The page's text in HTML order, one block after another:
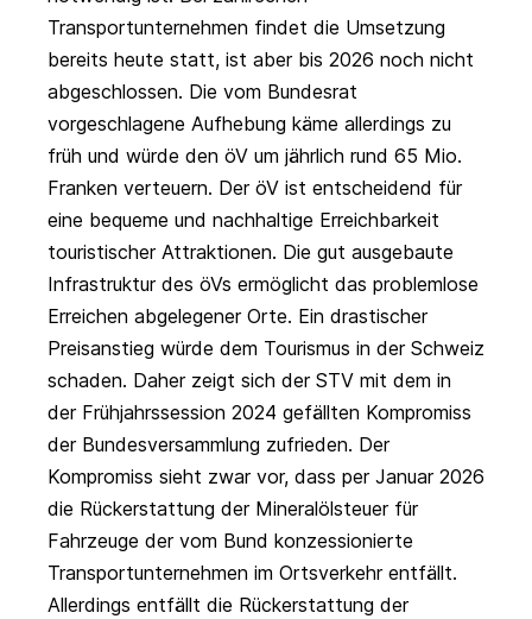
Transportunternehmen findet die Umsetzung
bereits heute statt, ist aber bis 2026 noch nicht
abgeschlossen. Die vom Bundesrat
vorgeschlagene Aufhebung käme allerdings zu
früh und würde den öV um jährlich rund 65 Mio.
Franken verteuern. Der öV ist entscheidend für
eine bequeme und nachhaltige Erreichbarkeit
touristischer Attraktionen. Die gut ausgebaute
Infrastruktur des öVs ermöglicht das problemlose
Erreichen abgelegener Orte. Ein drastischer
Preisanstieg würde dem Tourismus in der Schweiz
schaden. Daher zeigt sich der STV mit dem in
der Frühjahrssession 2024 gefällten Kompromiss
der Bundesversammlung zufrieden. Der
Kompromiss sieht zwar vor, dass per Januar 2026
die Rückerstattung der Mineralölsteuer für
Fahrzeuge der vom Bund konzessionierte
Transportunternehmen im Ortsverkehr entfällt.
Allerdings entfällt die Rückerstattung der